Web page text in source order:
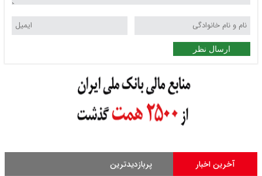
ارسال نظر
آخرین اخبار پربازدیدترین